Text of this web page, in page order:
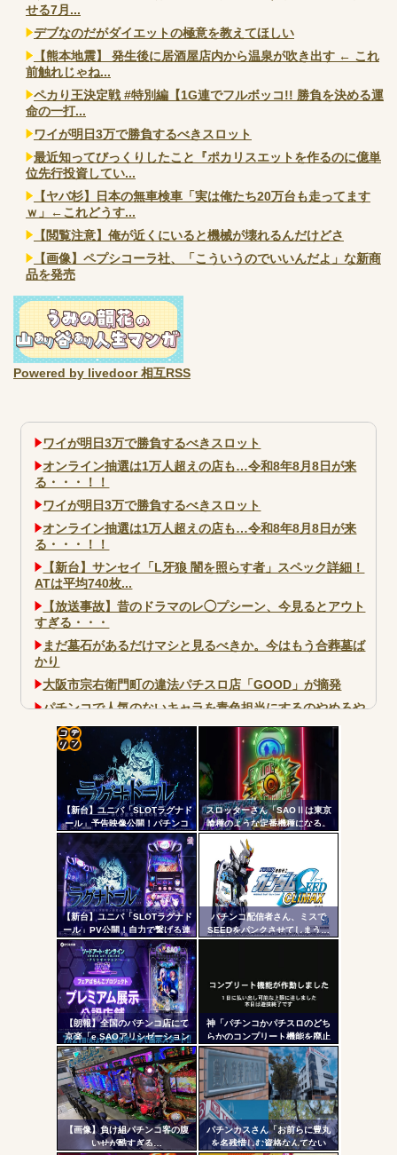
せる7月...
デブなのだがダイエットの極意を教えてほしい
【熊本地震】 発生後に居酒屋店内から温泉が吹き出す ← これ
前触れじゃね...
ペカり王決定戦 #特別編【1G連でフルボッコ!! 勝負を決める運
命の一打...
ワイが明日3万で勝負するべきスロット
最近知ってびっくりしたこと『ポカリスエットを作るのに億単
位先行投資してい...
【ヤバ杉】日本の無車検車「実は俺たち20万台も走ってます
ｗ」←これどうす...
【閲覧注意】俺が近くにいると機械が壊れるんだけどさ
【画像】ペプシコーラ社、「こういうのでいいんだよ」な新商
品を発売
Powered by livedoor 相互RSS
ワイが明日3万で勝負するべきスロット
オンライン抽選は1万人超えの店も…令和8年8月8日が来
る・・・！！
ワイが明日3万で勝負するべきスロット
オンライン抽選は1万人超えの店も…令和8年8月8日が来
る・・・！！
【新台】サンセイ「L牙狼 闇を照らす者」スペック詳細！
ATは平均740枚...
【放送事故】昔のドラマのレ◯プシーン、今見るとアウト
すぎる・・・
まだ墓石があるだけマシと見るべきか。今はもう合葬墓ば
かり
大阪市宗右衛門町の違法パチスロ店「GOOD」が摘発
パチンコで人気のないキャラを青色担当にするのやめろや
ワイ、パチンコ屋店員の目の前で会員カードを握り潰し
「今までありがとう」と...
無職のパチンコカス(22)なんやが、ワイの人生どれくらい
ヤバいか教えて？...
AngelBeats!とかいうクソアニメの思い出ｗｗｗ
Powered by livedoor 相互RSS
【新台】ユニバ「SLOTラグナド
ール」予告映像公開！パチンコ
版面白かったし期待だな！！！
スロッターさん「SAOⅡは東京
喰種のような定番機種になる。
ネガティブ要素が無さすぎてズ
ルいレベル」「バレットサーク
ルは唯一無二」
【新台】ユニバ「SLOTラグナド
ール」PV公開！自力で繋げる連
鎖の爽怪感！！！
パチンコ配信者さん、ミスで
SEEDをパンクさせてしまう…
【朗報】全国のパチンコ店にて
京楽「e SAOアリシゼーション
夜空」のデモ機プレミアム展示
が始まる！SAOファンは急
げ！！！
神「パチンコかパチスロのどち
らかのコンプリート機能を廃止
して出し放題にします！」←ど
っち選ぶ？？？
【画像】負け組パチンコ客の腹
いせが酷すぎる…
パチンカスさん「お前らに豊丸
を名残惜しむ資格なんてない
コテ
リン
- 固
定リ
ンク
自動
更新
ツー
ル